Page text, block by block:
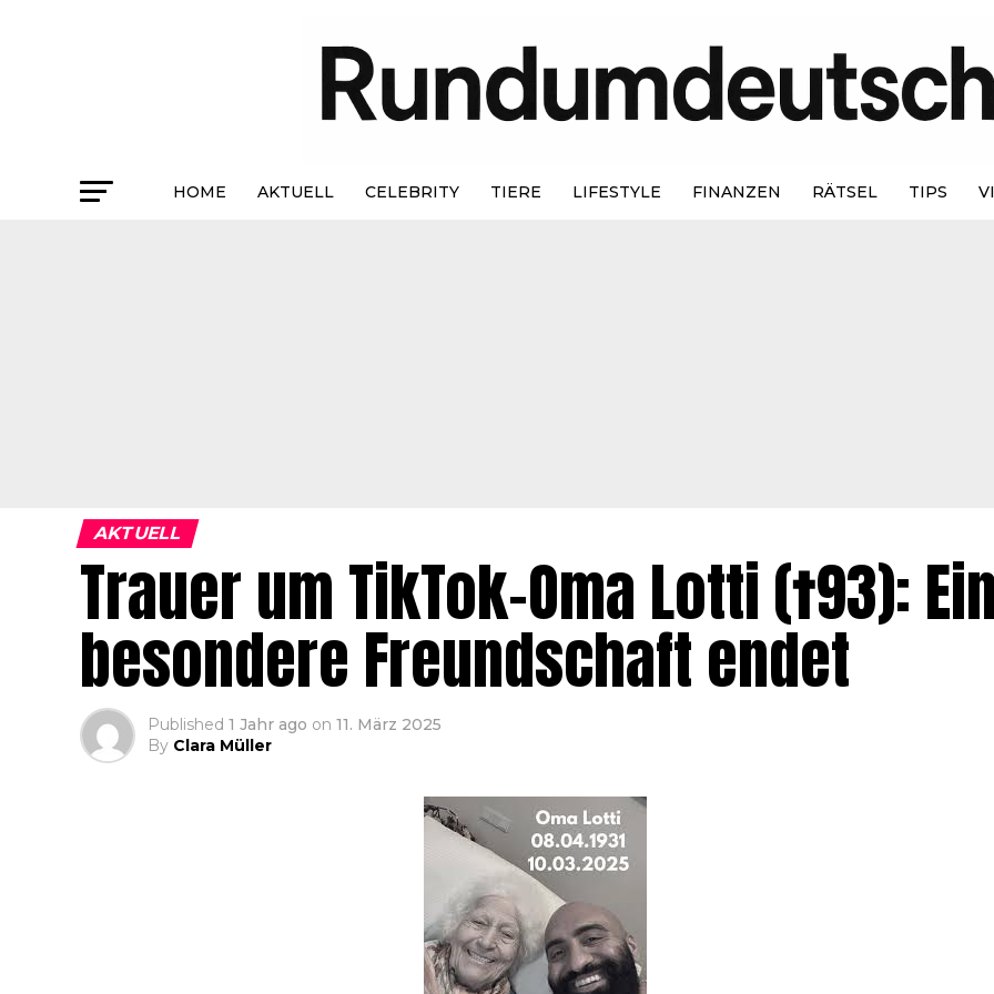
HOME AKTUELL CELEBRITY TIERE LIFESTYLE FINANZEN RÄTSEL TIPS
AKTUELL
Trauer um TikTok-Oma Lotti (†93):
besondere Freundschaft endet
Published 1 Jahr ago on 11. März 2025
By Clara Müller